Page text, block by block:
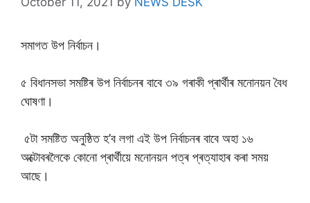
সমাগত উপ নিৰ্বাচন।
৫ বিধানসভা সমষ্টিৰ উপ নিৰ্বাচনৰ বাবে ৩৯ গৰাকী প্ৰাৰ্থীৰ মনোনয়ন বৈধ
ঘোষণা।
৫টা সমষ্টিত অনুষ্ঠিত হ’ব লগা এই উপ নিৰ্বাচনৰ বাবে অহা ১৬
অক্টোবৰলৈকে কোনো প্ৰাৰ্থীয়ে মনোনয়ন পত্ৰ প্ৰত্যাহাৰ কৰা সময়
আছে।